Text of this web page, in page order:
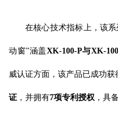
在核心技术指标上，该
动窗”涵盖XK-100-P与XK-
威认证方面，该产品已成功获
证 ，并拥有7项专利授权 ，具